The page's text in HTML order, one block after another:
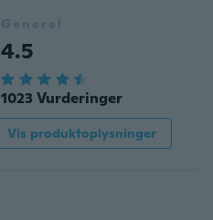
Generel
4.5
1023 Vurderinger
Vis produktoplysninger